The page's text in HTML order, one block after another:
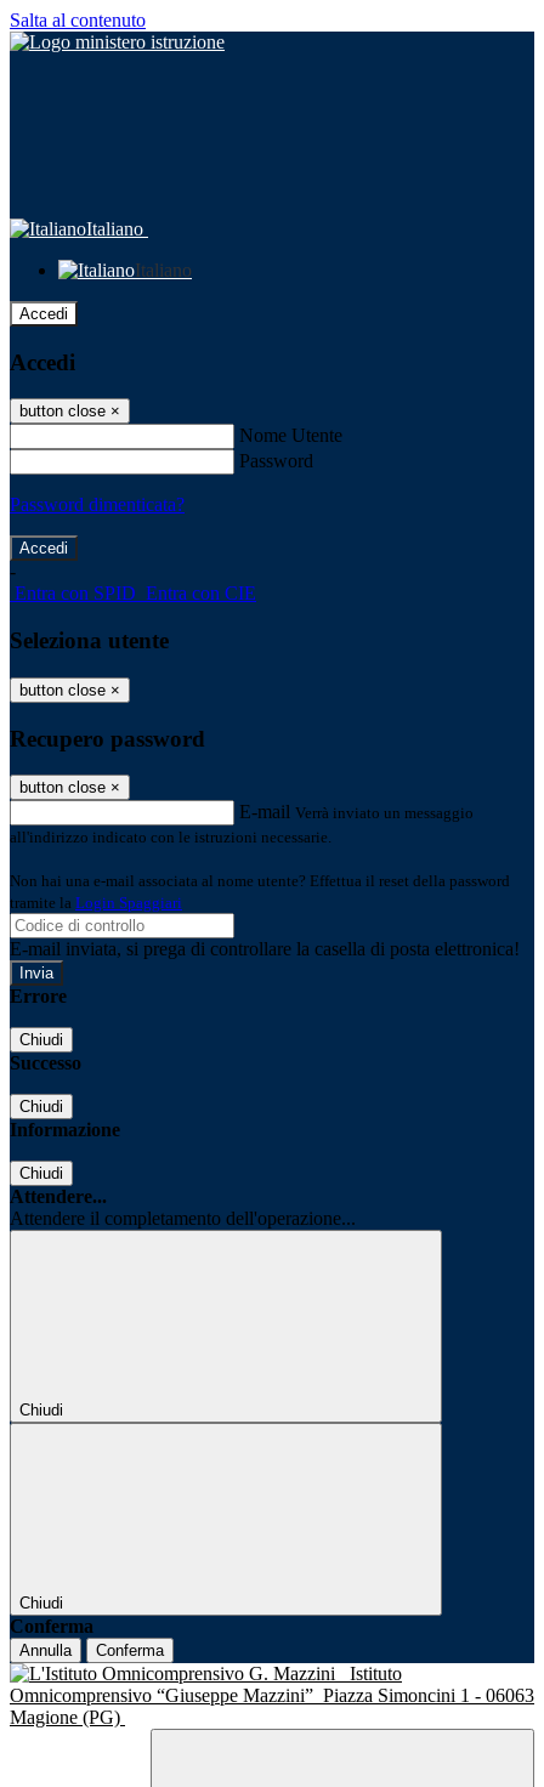
Salta al contenuto
Italiano
Italiano
Accedi
Accedi
button close ×
Nome Utente
Password
Password dimenticata?
-
Entra con SPID Entra con CIE
Seleziona utente
button close ×
Recupero password
button close ×
E-mail Verrà inviato un messaggio
all'indirizzo indicato con le istruzioni necessarie.
Non hai una e-mail associata al nome utente? Effettua il reset della password
tramite la Login Spaggiari
E-mail inviata, si prega di controllare la casella di posta elettronica!
Errore
Chiudi
Successo
Chiudi
Informazione
Chiudi
Attendere...
Attendere il completamento dell'operazione...
Chiudi
Chiudi
Conferma
Annulla Conferma
Istituto
Omnicomprensivo “Giuseppe Mazzini” Piazza Simoncini 1 - 06063
Magione (PG)